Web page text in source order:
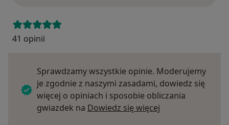
41 opinii
Sprawdzamy wszystkie opinie. Moderujemy
je zgodnie z naszymi zasadami, dowiedz się
więcej o opiniach i sposobie obliczania
gwiazdek na Dowiedz się więcej